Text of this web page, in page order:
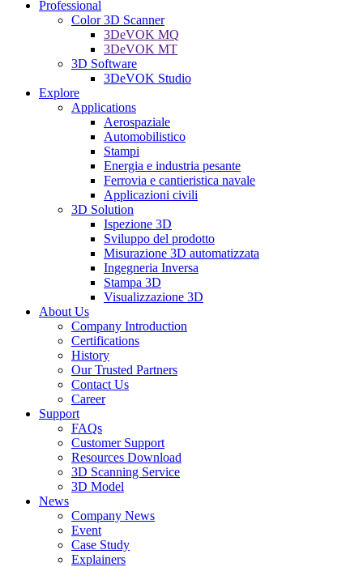
Professional
Color 3D Scanner
3DeVOK MQ
3DeVOK MT
3D Software
3DeVOK Studio
Explore
Applications
Aerospaziale
Automobilistico
Stampi
Energia e industria pesante
Ferrovia e cantieristica navale
Applicazioni civili
3D Solution
Ispezione 3D
Sviluppo del prodotto
Misurazione 3D automatizzata
Ingegneria Inversa
Stampa 3D
Visualizzazione 3D
About Us
Company Introduction
Certifications
History
Our Trusted Partners
Contact Us
Career
Support
FAQs
Customer Support
Resources Download
3D Scanning Service
3D Model
News
Company News
Event
Case Study
Explainers